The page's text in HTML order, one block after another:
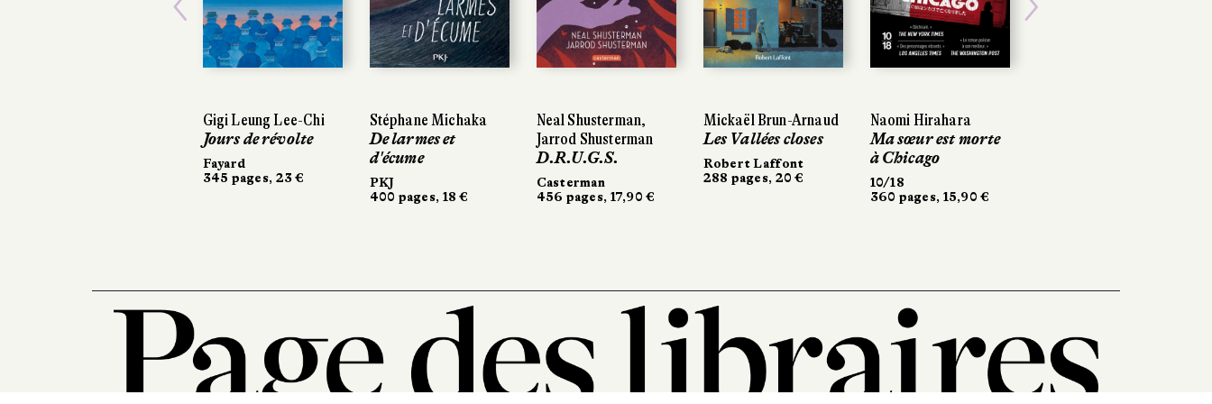
Gigi Leung Lee-Chi
Jours de révolte
Fayard
345 pages, 23 €
Stéphane Michaka
De larmes et
d'écume
PKJ
400 pages, 18 €
Neal Shusterman,
Jarrod Shusterman
D.R.U.G.S.
Casterman
456 pages, 17,90 €
Mickaël Brun-Arnaud
Les Vallées closes
Robert Laffont
288 pages, 20 €
Naomi Hirahara
Ma sœur est morte
à Chicago
10/18
360 pages, 15,90 €
Stéphane Michaka
De larmes et
d'écume
PKJ
400 pages, 18 €
Neal Shusterman,
Jarrod Shusterman
D.R.U.G.S.
Casterman
456 pages, 17,90 €
Mickaël Brun-Arnaud
Les Vallées closes
Robert Laffont
288 pages, 20 €
Naomi Hirahara
Ma sœur est morte
à Chicago
10/18
360 pages, 15,90 €
Previous